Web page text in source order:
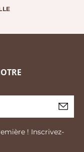
! Inscrivez-